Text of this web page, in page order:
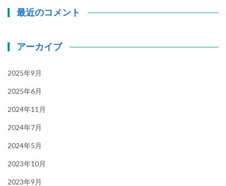
最近のコメント
アーカイブ
2025年9月
2025年6月
2024年11月
2024年7月
2024年5月
2023年10月
2023年9月